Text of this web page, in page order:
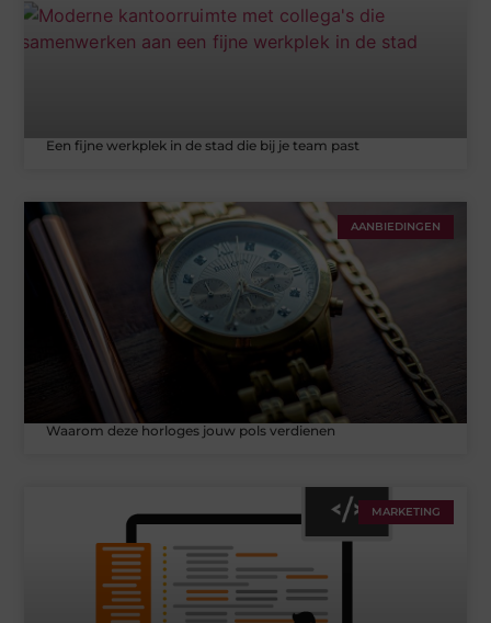
Een fijne werkplek in de stad die bij je team past
AANBIEDINGEN
Waarom deze horloges jouw pols verdienen
MARKETING